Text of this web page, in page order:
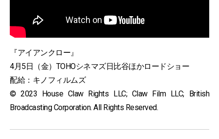
『アイアンクロー』
4月5日（金）TOHOシネマズ日比谷ほかロードショー
配給：キノフィルムズ
© 2023 House Claw Rights LLC; Claw Film LLC; British
Broadcasting Corporation. All Rights Reserved.